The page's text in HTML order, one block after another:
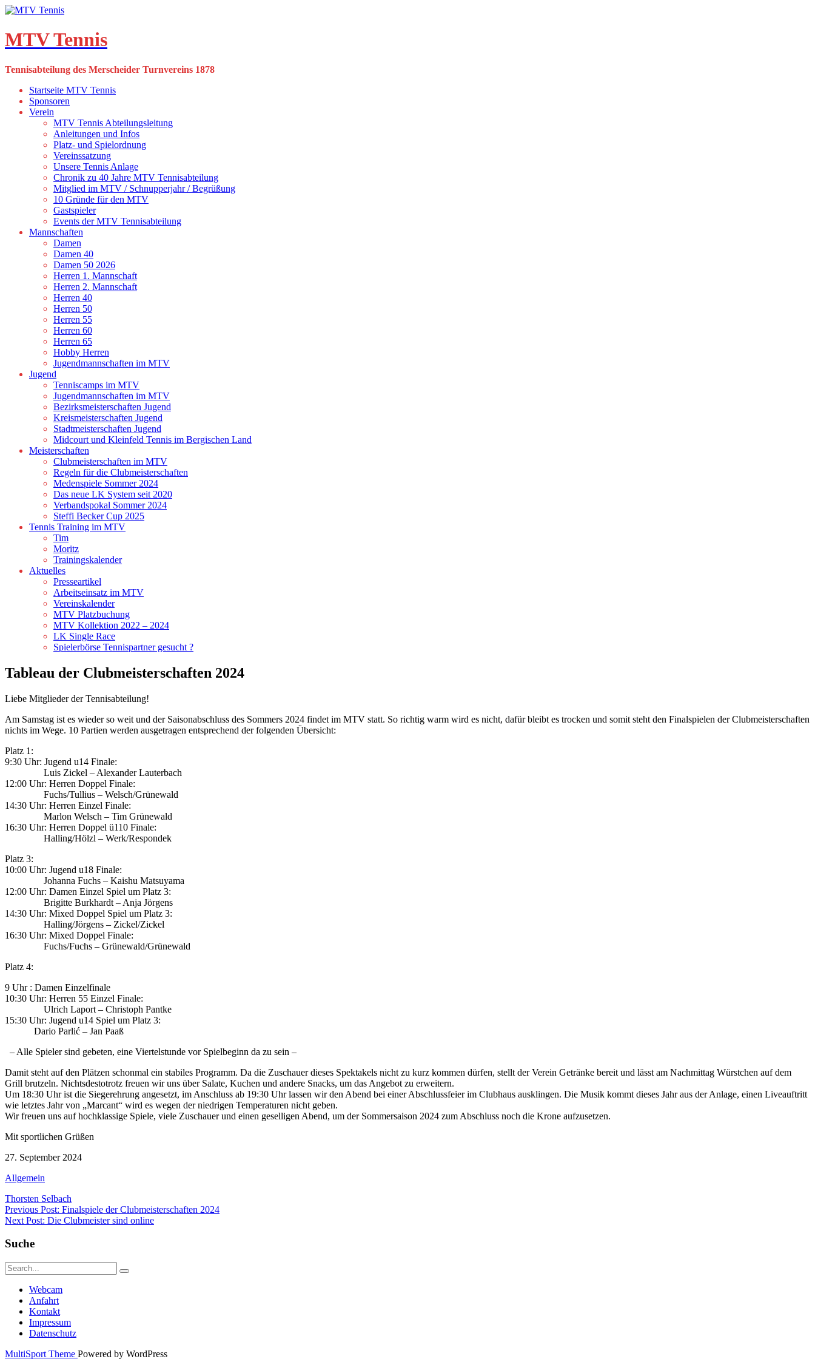
Skip
content
MTV Tennis
Tennisabteilung des Merscheider Turnvereins 1878
Startseite MTV Tennis
Sponsoren
Verein
MTV Tennis Abteilungsleitung
Anleitungen und Infos
Platz- und Spielordnung
Vereinssatzung
Unsere Tennis Anlage
Chronik zu 40 Jahre MTV Tennisabteilung
Mitglied im MTV / Schnupperjahr / Begrüßung
10 Gründe für den MTV
Gastspieler
Events der MTV Tennisabteilung
Mannschaften
Damen
Damen 40
Damen 50 2026
Herren 1. Mannschaft
Herren 2. Mannschaft
Herren 40
Herren 50
Herren 55
Herren 60
Herren 65
Hobby Herren
Jugendmannschaften im MTV
Jugend
Tenniscamps im MTV
Jugendmannschaften im MTV
Bezirksmeisterschaften Jugend
Kreismeisterschaften Jugend
Stadtmeisterschaften Jugend
Midcourt und Kleinfeld Tennis im Bergischen Land
Meisterschaften
Clubmeisterschaften im MTV
Regeln für die Clubmeisterschaften
Medenspiele Sommer 2024
Das neue LK System seit 2020
Verbandspokal Sommer 2024
Steffi Becker Cup 2025
Tennis Training im MTV
Tim
Moritz
Trainingskalender
Aktuelles
Presseartikel
Arbeitseinsatz im MTV
Vereinskalender
MTV Platzbuchung
MTV Kollektion 2022 – 2024
LK Single Race
Spielerbörse Tennispartner gesucht ?
Tableau der Clubmeisterschaften 2024
Liebe Mitglieder der Tennisabteilung!
Am Samstag ist es wieder so weit und der Saisonabschluss des Sommers 2024 findet im MTV statt. So richtig warm wird es nicht, dafür bleibt es trocken und somit steht den Finalspielen der Clubmeisterschaften
nichts im Wege. 10 Partien werden ausgetragen entsprechend der folgenden Übersicht:
Platz 1:
9:30 Uhr: Jugend u14 Finale:
Luis Zickel – Alexander Lauterbach
12:00 Uhr: Herren Doppel Finale:
Fuchs/Tullius – Welsch/Grünewald
14:30 Uhr: Herren Einzel Finale:
Marlon Welsch – Tim Grünewald
16:30 Uhr: Herren Doppel ü110 Finale:
Halling/Hölzl – Werk/Respondek
Platz 3:
10:00 Uhr: Jugend u18 Finale:
Johanna Fuchs – Kaishu Matsuyama
12:00 Uhr: Damen Einzel Spiel um Platz 3:
Brigitte Burkhardt – Anja Jörgens
14:30 Uhr: Mixed Doppel Spiel um Platz 3:
Halling/Jörgens – Zickel/Zickel
16:30 Uhr: Mixed Doppel Finale:
Fuchs/Fuchs – Grünewald/Grünewald
Platz 4:
9 Uhr : Damen Einzelfinale
10:30 Uhr: Herren 55 Einzel Finale:
Ulrich Laport – Christoph Pantke
15:30 Uhr: Jugend u14 Spiel um Platz 3:
Dario Parlić – Jan Paaß
– Alle Spieler sind gebeten, eine Viertelstunde vor Spielbeginn da zu sein –
Damit steht auf den Plätzen schonmal ein stabiles Programm. Da die Zuschauer dieses Spektakels nicht zu kurz kommen dürfen, stellt der Verein Getränke bereit und lässt am Nachmittag Würstchen auf dem
Grill brutzeln. Nichtsdestotrotz freuen wir uns über Salate, Kuchen und andere Snacks, um das Angebot zu erweitern.
Um 18:30 Uhr ist die Siegerehrung angesetzt, im Anschluss ab 19:30 Uhr lassen wir den Abend bei einer Abschlussfeier im Clubhaus ausklingen. Die Musik kommt dieses Jahr aus der Anlage, einen Liveauftritt
wie letztes Jahr von „Marcant“ wird es wegen der niedrigen Temperaturen nicht geben.
Wir freuen uns auf hochklassige Spiele, viele Zuschauer und einen geselligen Abend, um der Sommersaison 2024 zum Abschluss noch die Krone aufzusetzen.
Mit sportlichen Grüßen
27. September 2024
Allgemein
Thorsten Selbach
Beitragsnavigation
Previous Post: Finalspiele der Clubmeisterschaften 2024
Next Post: Die Clubmeister sind online
Suche
Webcam
Anfahrt
Kontakt
Impressum
Datenschutz
MultiSport Theme Powered by WordPress